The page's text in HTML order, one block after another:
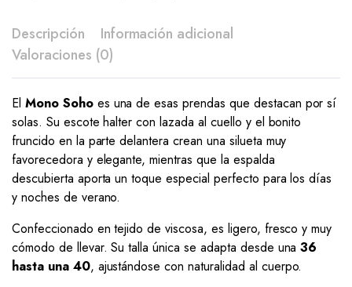
Descripción
Información adicional
Valoraciones (0)
El Mono Sohoes una de esas prendas que destacan por sí
solas. Su escote halter con lazada al cuello y el bonito
fruncido en la parte delantera crean una silueta muy
favorecedora y elegante, mientras que la espalda
descubierta aporta un toque especial perfecto para los días
y noches de verano.
Confeccionado en tejido de viscosa, es ligero, fresco y muy
cómodo de llevar. Su talla única se adapta desde una36
hasta una 40, ajustándose con naturalidad al cuerpo.